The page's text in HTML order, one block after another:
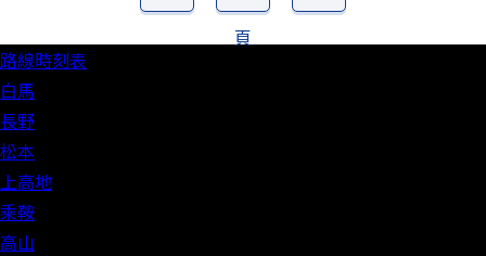
頁
路線時刻表
白馬
長野
松本
上高地
乘鞍
高山